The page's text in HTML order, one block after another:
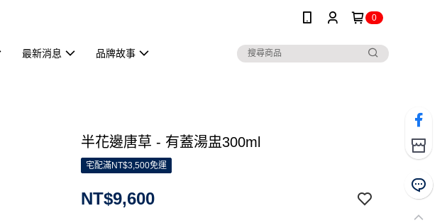
0
最新消息 品牌故事
半花邊唐草 - 有蓋湯盅300ml
宅配滿NT$3,500免運
NT$9,600